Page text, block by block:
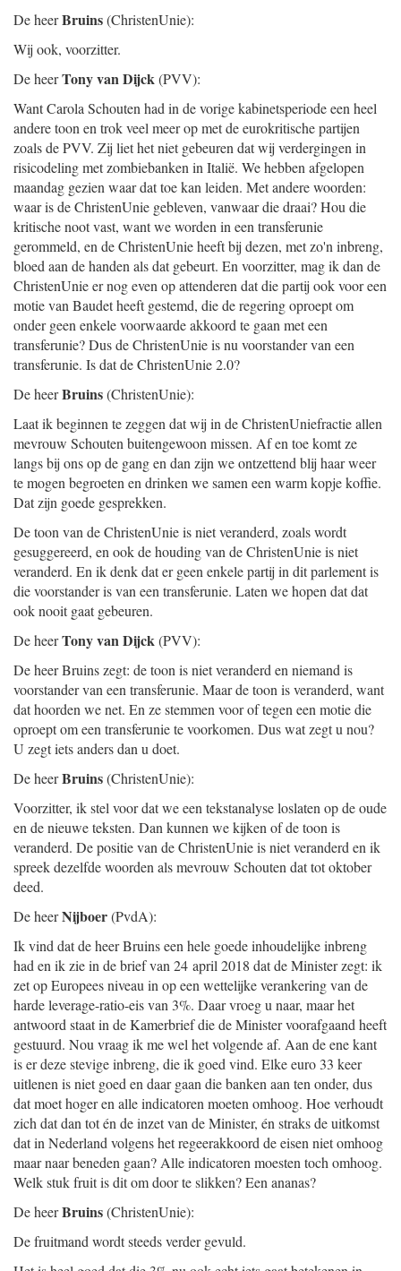
De heerBruins(ChristenUnie):
Wij ook, voorzitter.
De heerTony van Dijck(PVV):
Want Carola Schouten had in de vorige kabinetsperiode een heel
andere toon en trok veel meer op met de eurokritische partijen
zoals de PVV. Zij liet het niet gebeuren dat wij verdergingen in
risicodeling met zombiebanken in Italië. We hebben afgelopen
maandag gezien waar dat toe kan leiden. Met andere woorden:
waar is de ChristenUnie gebleven, vanwaar die draai? Hou die
kritische noot vast, want we worden in een transferunie
gerommeld, en de ChristenUnie heeft bij dezen, met zo'n inbreng,
bloed aan de handen als dat gebeurt. En voorzitter, mag ik dan de
ChristenUnie er nog even op attenderen dat die partij ook voor een
motie van Baudet heeft gestemd, die de regering oproept om
onder geen enkele voorwaarde akkoord te gaan met een
transferunie? Dus de ChristenUnie is nu voorstander van een
transferunie. Is dat de ChristenUnie 2.0?
De heerBruins(ChristenUnie):
Laat ik beginnen te zeggen dat wij in de ChristenUniefractie allen
mevrouw Schouten buitengewoon missen. Af en toe komt ze
langs bij ons op de gang en dan zijn we ontzettend blij haar weer
te mogen begroeten en drinken we samen een warm kopje koffie.
Dat zijn goede gesprekken.
De toon van de ChristenUnie is niet veranderd, zoals wordt
gesuggereerd, en ook de houding van de ChristenUnie is niet
veranderd. En ik denk dat er geen enkele partij in dit parlement is
die voorstander is van een transferunie. Laten we hopen dat dat
ook nooit gaat gebeuren.
De heerTony van Dijck(PVV):
De heer Bruins zegt: de toon is niet veranderd en niemand is
voorstander van een transferunie. Maar de toon is veranderd, want
dat hoorden we net. En ze stemmen voor of tegen een motie die
oproept om een transferunie te voorkomen. Dus wat zegt u nou?
U zegt iets anders dan u doet.
De heerBruins(ChristenUnie):
Voorzitter, ik stel voor dat we een tekstanalyse loslaten op de oude
en de nieuwe teksten. Dan kunnen we kijken of de toon is
veranderd. De positie van de ChristenUnie is niet veranderd en ik
spreek dezelfde woorden als mevrouw Schouten dat tot oktober
deed.
De heerNijboer(PvdA):
Ik vind dat de heer Bruins een hele goede inhoudelijke inbreng
had en ik zie in de brief van 24 april 2018 dat de Minister zegt: ik
zet op Europees niveau in op een wettelijke verankering van de
harde leverage-ratio-eis van 3%. Daar vroeg u naar, maar het
antwoord staat in de Kamerbrief die de Minister voorafgaand heeft
gestuurd. Nou vraag ik me wel het volgende af. Aan de ene kant
is er deze stevige inbreng, die ik goed vind. Elke euro 33 keer
uitlenen is niet goed en daar gaan die banken aan ten onder, dus
dat moet hoger en alle indicatoren moeten omhoog. Hoe verhoudt
zich dat dan tot én de inzet van de Minister, én straks de uitkomst
dat in Nederland volgens het regeerakkoord de eisen niet omhoog
maar naar beneden gaan? Alle indicatoren moesten toch omhoog.
Welk stuk fruit is dit om door te slikken? Een ananas?
De heerBruins(ChristenUnie):
De fruitmand wordt steeds verder gevuld.